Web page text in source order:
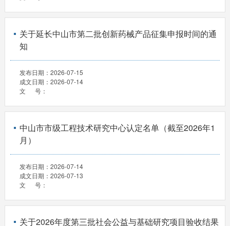
关于延长中山市第二批创新药械产品征集申报时间的通
知
发布日期： 2026-07-15
成文日期： 2026-07-14
文 号：
中山市市级工程技术研究中心认定名单（截至2026年1
月）
发布日期： 2026-07-14
成文日期： 2026-07-13
文 号：
关于2026年度第三批社会公益与基础研究项目验收结果